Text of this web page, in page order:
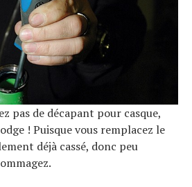
pas de décapant pour casque,
! Puisque vous remplacez le
déjà cassé, donc peu